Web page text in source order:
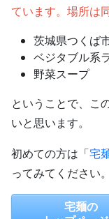
ています。場所は
茨城県つくば
ベジタブル系
野菜スープ
ということで、こ
いと思います。
初めての方は「宅
ってみてください。
宅麺の